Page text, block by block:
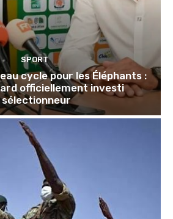
SPORT
cycle pour les Éléphants :
officiellement investi
sélectionneur